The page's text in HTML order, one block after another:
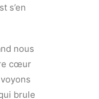
s’en
nous
cœur
brule